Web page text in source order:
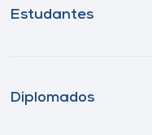
Estudantes
Diplomados